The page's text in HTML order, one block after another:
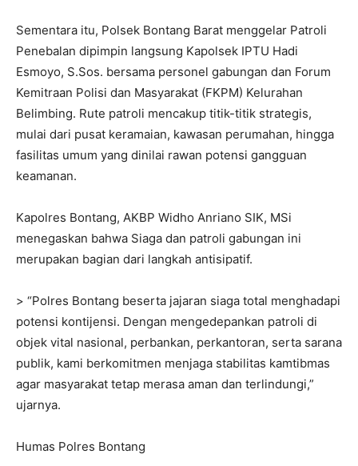
Sementara itu, Polsek Bontang Barat menggelar Patroli
Penebalan dipimpin langsung Kapolsek IPTU Hadi
Esmoyo, S.Sos. bersama personel gabungan dan Forum
Kemitraan Polisi dan Masyarakat (FKPM) Kelurahan
Belimbing. Rute patroli mencakup titik-titik strategis,
mulai dari pusat keramaian, kawasan perumahan, hingga
fasilitas umum yang dinilai rawan potensi gangguan
keamanan.
Kapolres Bontang, AKBP Widho Anriano SIK, MSi
menegaskan bahwa Siaga dan patroli gabungan ini
merupakan bagian dari langkah antisipatif.
> “Polres Bontang beserta jajaran siaga total menghadapi
potensi kontijensi. Dengan mengedepankan patroli di
objek vital nasional, perbankan, perkantoran, serta sarana
publik, kami berkomitmen menjaga stabilitas kamtibmas
agar masyarakat tetap merasa aman dan terlindungi,”
ujarnya.
Humas Polres Bontang